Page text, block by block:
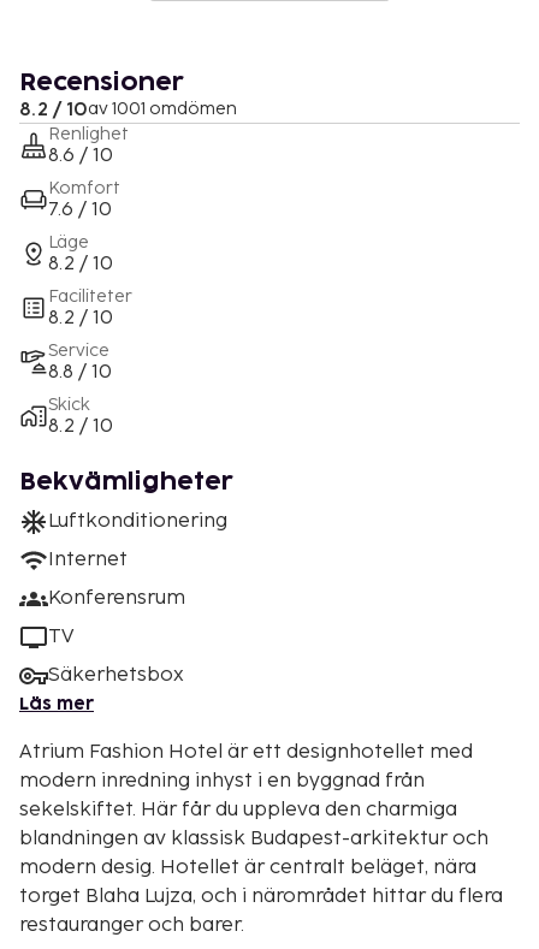
Recensioner
8.2 / 10av 1001 omdömen
Renlighet
8.6 / 10
Komfort
7.6 / 10
Läge
8.2 / 10
Faciliteter
8.2 / 10
Service
8.8 / 10
Skick
8.2 / 10
Bekvämligheter
Luftkonditionering
Internet
Konferensrum
TV
Säkerhetsbox
Läs mer
Atrium Fashion Hotel är ett designhotellet med
modern inredning inhyst i en byggnad från
sekelskiftet. Här får du uppleva den charmiga
blandningen av klassisk Budapest-arkitektur och
modern desig. Hotellet är centralt beläget, nära
torget Blaha Lujza, och i närområdet hittar du flera
restauranger och barer.